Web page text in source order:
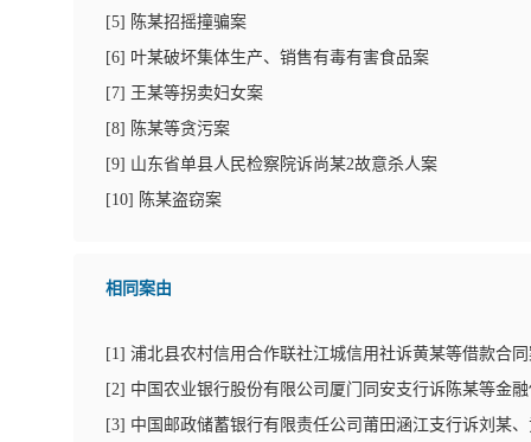
[5] 陈某招摇撞骗案
[6] 叶某破坏集体生产、销售有毒有害食品案
[7] 王某等拐卖妇女案
[8] 陈某等贪污案
[9] 山东省单县人民检察院诉尚某2故意杀人案
[10] 陈某盗窃案
相同案由
[1] 浦北县农村信用合作联社江城信用社诉黄某等借款合
[2] 中国农业银行股份有限公司厦门同安支行诉陈某等金
[3] 中国邮政储蓄银行有限责任公司莆田涵江支行诉刘某